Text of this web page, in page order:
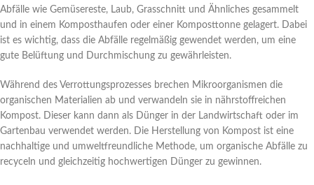
Abfälle wie Gemüsereste, Laub, Grasschnitt und Ähnliches gesammelt
und in einem Komposthaufen oder einer Komposttonne gelagert. Dabei
ist es wichtig, dass die Abfälle regelmäßig gewendet werden, um eine
gute Belüftung und Durchmischung zu gewährleisten.
Während des Verrottungsprozesses brechen Mikroorganismen die
organischen Materialien ab und verwandeln sie in nährstoffreichen
Kompost. Dieser kann dann als Dünger in der Landwirtschaft oder im
Gartenbau verwendet werden. Die Herstellung von Kompost ist eine
nachhaltige und umweltfreundliche Methode, um organische Abfälle zu
recyceln und gleichzeitig hochwertigen Dünger zu gewinnen.